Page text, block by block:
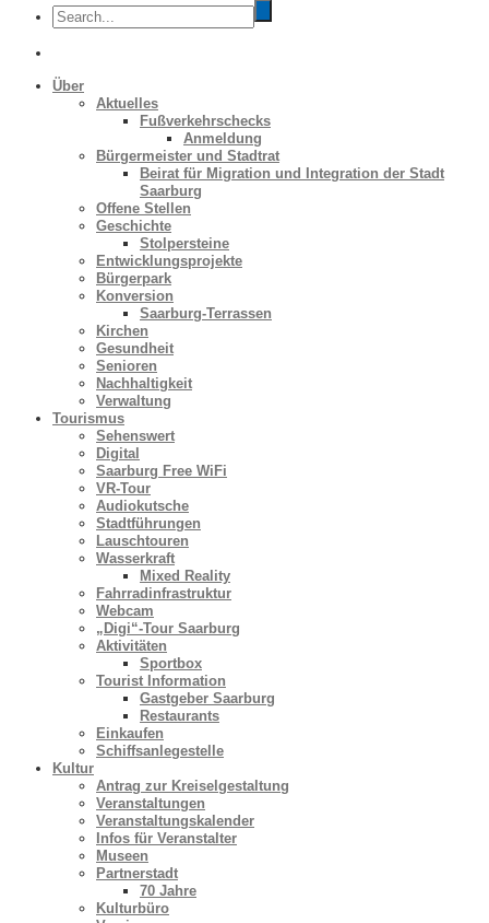
Über
Aktuelles
Fußverkehrschecks
Anmeldung
Bürgermeister und Stadtrat
Beirat für Migration und Integration der Stadt
Saarburg
Offene Stellen
Geschichte
Stolpersteine
Entwicklungsprojekte
Bürgerpark
Konversion
Saarburg-Terrassen
Kirchen
Gesundheit
Senioren
Nachhaltigkeit
Verwaltung
Tourismus
Sehenswert
Digital
Saarburg Free WiFi
VR-Tour
Audiokutsche
Stadtführungen
Lauschtouren
Wasserkraft
Mixed Reality
Fahrradinfrastruktur
Webcam
„Digi“-Tour Saarburg
Aktivitäten
Sportbox
Tourist Information
Gastgeber Saarburg
Restaurants
Einkaufen
Schiffsanlegestelle
Kultur
Antrag zur Kreiselgestaltung
Veranstaltungen
Veranstaltungskalender
Infos für Veranstalter
Museen
Partnerstadt
70 Jahre
Kulturbüro